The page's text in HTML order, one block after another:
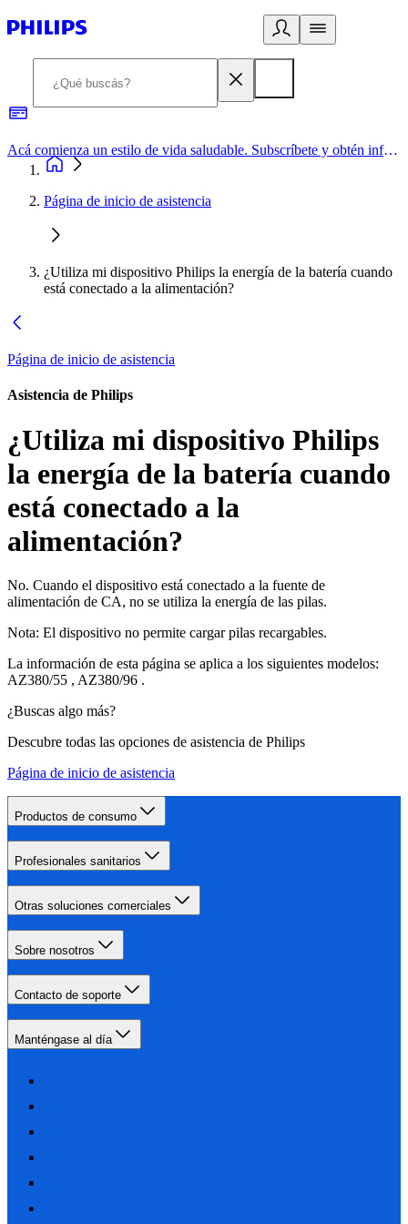
Acá comienza un estilo de vida saludable. Subscríbete y obtén información de primera mano
Página de inicio de asistencia
¿Utiliza mi dispositivo Philips la energía de la batería cuando
está conectado a la alimentación?
Página de inicio de asistencia
Asistencia de Philips
¿Utiliza mi dispositivo Philips
la energía de la batería cuando
está conectado a la
alimentación?
No. Cuando el dispositivo está conectado a la fuente de
alimentación de CA, no se utiliza la energía de las pilas.
Nota: El dispositivo no permite cargar pilas recargables.
La información de esta página se aplica a los siguientes modelos:
AZ380/55 , AZ380/96 .
¿Buscas algo más?
Descubre todas las opciones de asistencia de Philips
Página de inicio de asistencia
Productos de consumo
Profesionales sanitarios
Otras soluciones comerciales
Sobre nosotros
Contacto de soporte
Manténgase al día